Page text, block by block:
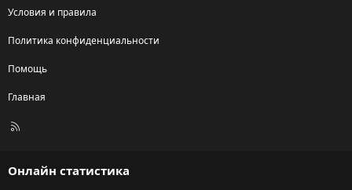
Условия и правила
Политика конфиденциальности
Помощь
Главная
R
Онлайн статистика